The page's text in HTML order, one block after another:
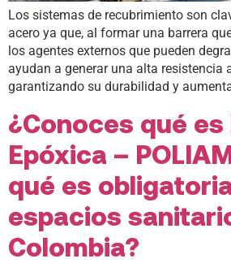
Los sistemas de recubrimiento son
acero ya que, al formar una barrera
los agentes externos que pueden
ayudan a generar una alta resistencia
garantizando su durabilidad y
¿Conoces qué
Epóxica –
qué es
espacios
Colombia?